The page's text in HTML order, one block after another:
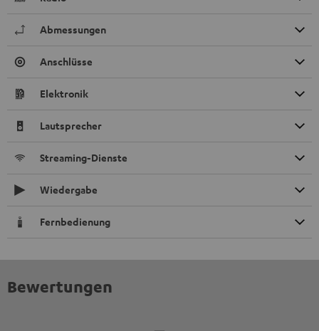
Abmessungen
Anschlüsse
Elektronik
Lautsprecher
Streaming-Dienste
Wiedergabe
Fernbedienung
Bewertungen